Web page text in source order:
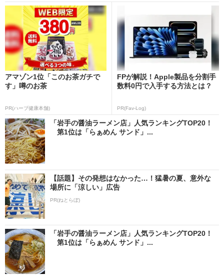
アマゾン1位「このお茶ガチで
す」噂のお茶
PR(ハーブ健康本舗)
FPが解説！Apple製品を分割手
数料0円で入手する方法とは？
PR(Fav-Log)
「岩手の醤油ラーメン店」人気ランキングTOP20！
第1位は「らぁめん サンド」...
【話題】その発想はなかった…！猛暑の夏、意外な
場所に「涼しい」広告
PR(ねとらぼ)
「岩手の醤油ラーメン店」人気ランキングTOP20！
第1位は「らぁめん サンド」...